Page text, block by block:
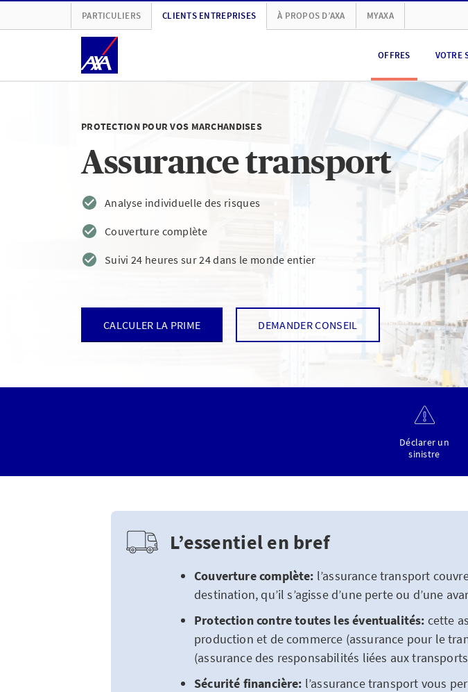
PARTICULIERS CLIENTS ENTREPRISES À PROPOS D’AXA MYAXA
OFFRES VOTRE
PROTECTION POUR VOS MARCHANDISES
Assurance transport
Analyse individuelle des risques
Couverture complète
Suivi 24 heures sur 24 dans le monde entier
CALCULER LA PRIME DEMANDER CONSEIL
Déclarer un
sinistre
L’essentiel en bref
Couverture complète: l’assurance transport
destination, qu’il s’agisse d’une perte ou d’une
Protection contre toutes les éventualités: cette
production et de commerce (assurance pour le
(assurance des responsabilités liées aux
Sécurité financière: l’assurance transport vous